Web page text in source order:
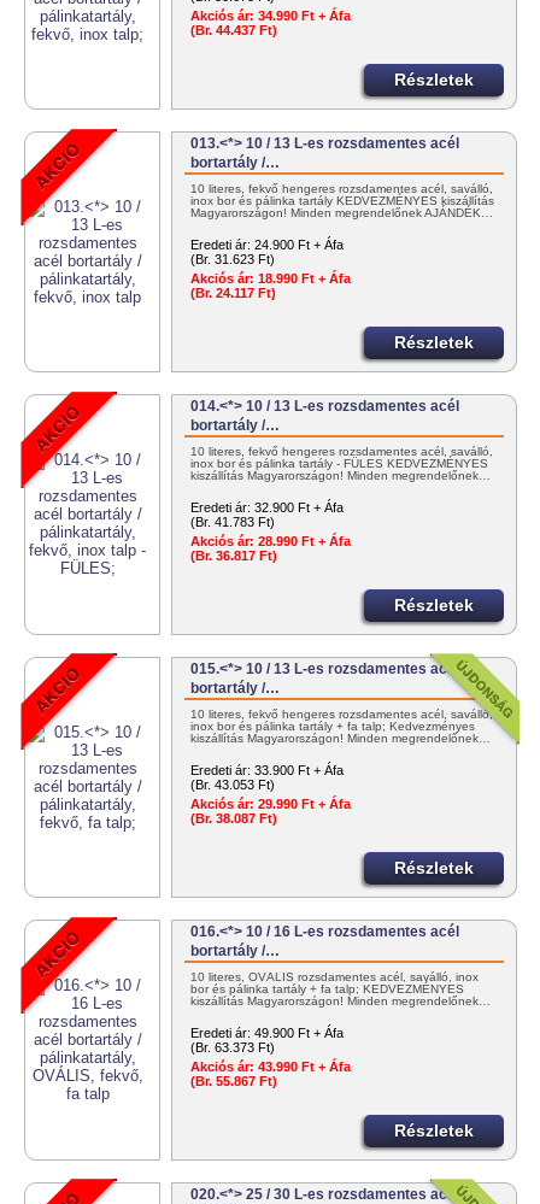
Akciós ár: 34.990 Ft + Áfa
(Br. 44.437 Ft)
Részletek
013.<*> 10 / 13 L-es rozsdamentes acél
bortartály /…
10 literes, fekvő hengeres rozsdamentes acél, saválló,
inox bor és pálinka tartály KEDVEZMÉNYES kiszállítás
Magyarországon! Minden megrendelőnek AJÁNDÉK…
Eredeti ár: 24.900 Ft + Áfa
(Br. 31.623 Ft)
Akciós ár: 18.990 Ft + Áfa
(Br. 24.117 Ft)
Részletek
014.<*> 10 / 13 L-es rozsdamentes acél
bortartály /…
10 literes, fekvő hengeres rozsdamentes acél, saválló,
inox bor és pálinka tartály - FÜLES KEDVEZMÉNYES
kiszállítás Magyarországon! Minden megrendelőnek…
Eredeti ár: 32.900 Ft + Áfa
(Br. 41.783 Ft)
Akciós ár: 28.990 Ft + Áfa
(Br. 36.817 Ft)
Részletek
015.<*> 10 / 13 L-es rozsdamentes acél
bortartály /…
10 literes, fekvő hengeres rozsdamentes acél, saválló,
inox bor és pálinka tartály + fa talp; Kedvezményes
kiszállítás Magyarországon! Minden megrendelőnek…
Eredeti ár: 33.900 Ft + Áfa
(Br. 43.053 Ft)
Akciós ár: 29.990 Ft + Áfa
(Br. 38.087 Ft)
Részletek
016.<*> 10 / 16 L-es rozsdamentes acél
bortartály /…
10 literes, OVÁLIS rozsdamentes acél, saválló, inox
bor és pálinka tartály + fa talp; KEDVEZMÉNYES
kiszállítás Magyarországon! Minden megrendelőnek…
Eredeti ár: 49.900 Ft + Áfa
(Br. 63.373 Ft)
Akciós ár: 43.990 Ft + Áfa
(Br. 55.867 Ft)
Részletek
020.<*> 25 / 30 L-es rozsdamentes acél